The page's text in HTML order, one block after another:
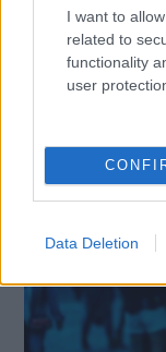
I want to
related to
functionality
user
Data Deletion
¿Por qué se
La ciencia